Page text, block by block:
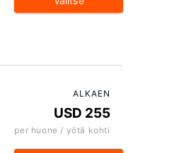
ALKAEN
USD 255
per huone / yötä kohti